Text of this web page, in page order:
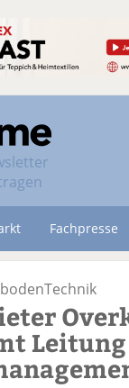
Fachpresse
Leitung